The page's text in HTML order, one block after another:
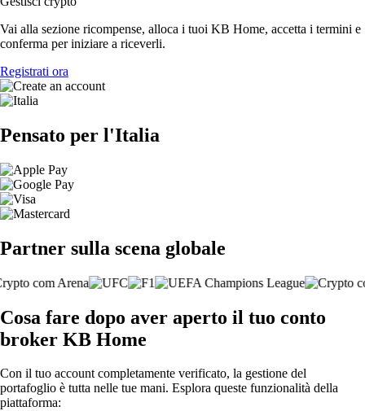
Vai alla sezione ricompense, alloca i tuoi KB Home, accetta i termini e
conferma per iniziare a riceverli.
Registrati ora
Pensato per l'Italia
Partner sulla scena globale
Cosa fare dopo aver aperto il tuo conto
broker KB Home
Con il tuo account completamente verificato, la gestione del
portafoglio è tutta nelle tue mani. Esplora queste funzionalità della
piattaforma: